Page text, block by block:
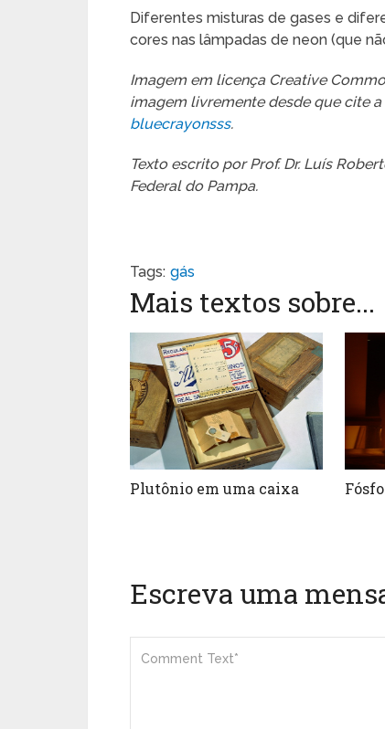
Diferentes misturas de gases e
cores nas lâmpadas de neon (que
Imagem em licença Creative
imagem livremente desde que cite
bluecrayonsss.
Texto escrito por Prof. Dr. Luís
Federal do Pampa.
Tags: gás
Mais textos sobre...
Plutônio em uma caixa
Escreva uma